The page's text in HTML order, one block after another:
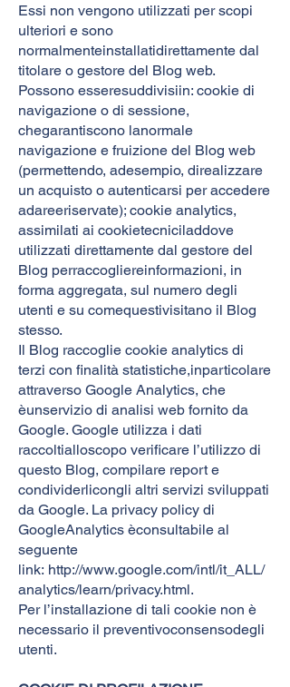
Essi non vengono utilizzati per scopi
ulteriori e sono
normalmenteinstallatidirettamente dal
titolare o gestore del Blog web.
Possono esseresuddivisiin: cookie di
navigazione o di sessione,
chegarantiscono lanormale
navigazione e fruizione del Blog web
(permettendo, adesempio, direalizzare
un acquisto o autenticarsi per accedere
adareeriservate); cookie analytics,
assimilati ai cookietecniciladdove
utilizzati direttamente dal gestore del
Blog perraccogliereinformazioni, in
forma aggregata, sul numero degli
utenti e su comequestivisitano il Blog
stesso.
Il Blog raccoglie cookie analytics di
terzi con finalità statistiche,inparticolare
attraverso Google Analytics, che
èunservizio di analisi web fornito da
Google. Google utilizza i dati
raccoltialloscopo verificare l’utilizzo di
questo Blog, compilare report e
condividerlicongli altri servizi sviluppati
da Google. La privacy policy di
GoogleAnalytics èconsultabile al
seguente
link: http://www.google.com/intl/it_ALL/
analytics/learn/privacy.html.
Per l’installazione di tali cookie non è
necessario il preventivoconsensodegli
utenti.